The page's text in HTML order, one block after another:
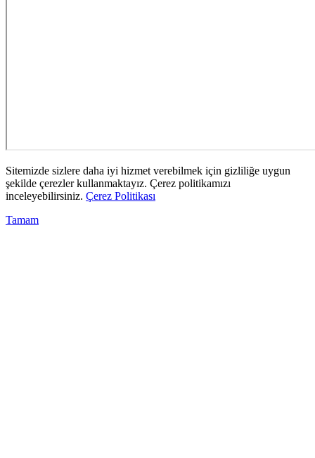
Sitemizde sizlere daha iyi hizmet verebilmek için gizliliğe uygun
şekilde çerezler kullanmaktayız. Çerez politikamızı
inceleyebilirsiniz. Çerez Politikası
Tamam